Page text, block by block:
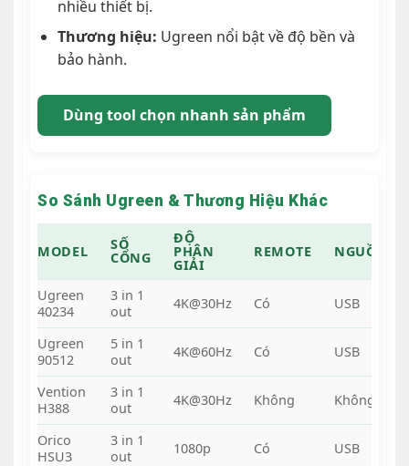
nhiều thiết bị.
Thương hiệu: Ugreen nổi bật về độ bền và
bảo hành.
Dùng tool chọn nhanh sản phẩm
So Sánh Ugreen & Thương Hiệu Khác
MODEL SỐ
CỔNG
ĐỘ
PHÂN
GIẢI
REMOTE NGUỒN
Ugreen
40234
3 in 1
out
4K@30Hz Có USB
Ugreen
90512
5 in 1
out
4K@60Hz Có USB
Vention
H388
3 in 1
out
4K@30Hz Không Không
Orico
HSU3
3 in 1
out
1080p Có USB